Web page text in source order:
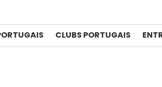
CLUBS PORTUGAIS